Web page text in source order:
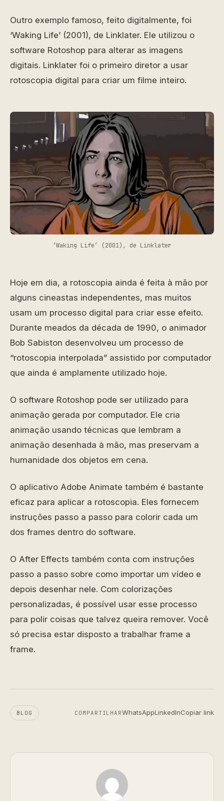
Outro exemplo famoso, feito digitalmente, foi
‘Waking Life’ (2001), de Linklater. Ele utilizou o
software Rotoshop para alterar as imagens
digitais. Linklater foi o primeiro diretor a usar
rotoscopia digital para criar um filme inteiro.
‘Waking Life’ (2001), de Linklater
Hoje em dia, a rotoscopia ainda é feita à mão por
alguns cineastas independentes, mas muitos
usam um processo digital para criar esse efeito.
Durante meados da década de 1990, o animador
Bob Sabiston desenvolveu um processo de
“rotoscopia interpolada” assistido por computador
que ainda é amplamente utilizado hoje.
O software Rotoshop pode ser utilizado para
animação gerada por computador. Ele cria
animação usando técnicas que lembram a
animação desenhada à mão, mas preservam a
humanidade dos objetos em cena.
O aplicativo Adobe Animate também é bastante
eficaz para aplicar a rotoscopia. Eles fornecem
instruções passo a passo para colorir cada um
dos frames dentro do software.
O After Effects também conta com instruções
passo a passo sobre como importar um vídeo e
depois desenhar nele. Com colorizações
personalizadas, é possível usar esse processo
para polir coisas que talvez queira remover. Você
só precisa estar disposto a trabalhar frame a
frame.
BLOG COMPARTILHARWhatsAppLinkedInCopiar link